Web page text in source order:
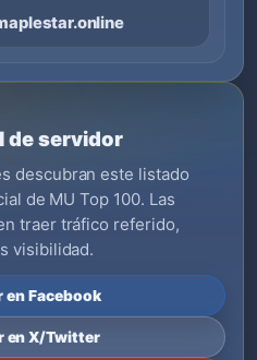
de servidor
descubran este listado
de MU Top 100. Las
traer tráfico referido,
visibilidad.
Facebook
en X/Twitter